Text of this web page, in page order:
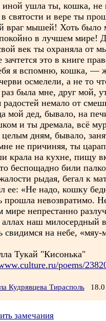
ушла ты, кошка, не
святости и вере ты
враг мышей! Хоть было
в лучшем мире!
век ты охраняла от
зачтется это в книге
я вспомню, кошка, —
осмелели, а не то
была мне, друг мой,
радостей немало от
мой дед, бывало, на
и ты дремала, всё
дням, бывало,
не причиняя, ты
крала на кухне, пищу
беспощадно били
рыдая, бегал к
ее: «Не надо, кошку
невозвратимо.
мире непрестанно
наш милосердный
свидимся на небе,
Тукай "Кисонька"
poems/
Кудрявцева Тирасполь
замечания